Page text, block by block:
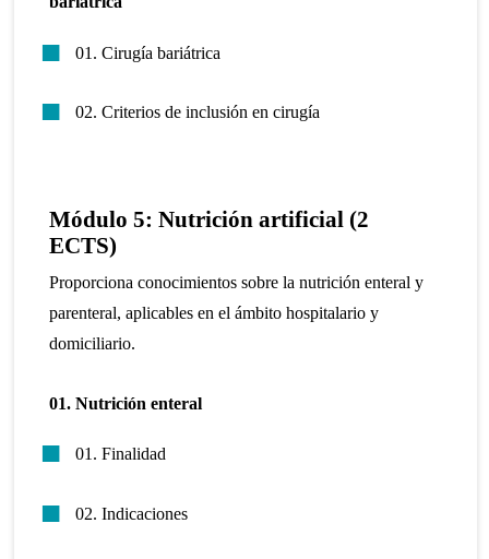
01. Cirugía bariátrica
02. Criterios de inclusión en cirugía
Módulo 5: Nutrición artificial (2
ECTS)
Proporciona conocimientos sobre la nutrición enteral y
parenteral, aplicables en el ámbito hospitalario y
domiciliario.
01. Nutrición enteral
01. Finalidad
02. Indicaciones